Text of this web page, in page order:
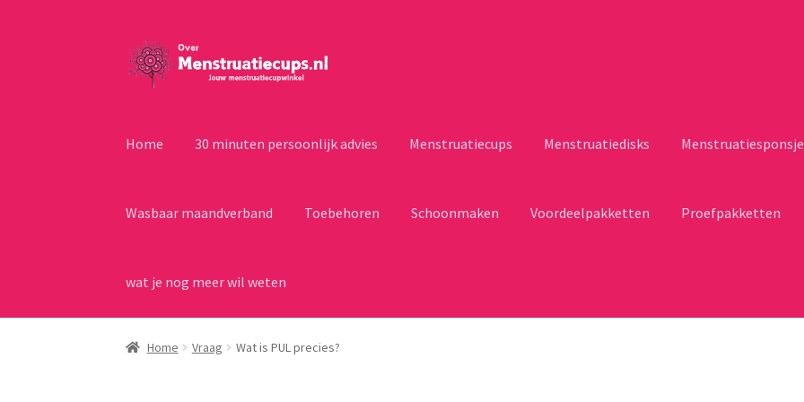
Ga
door
naar
Ga
naar
Home 30 minuten persoonlijk advies Menstruatiecups Menstruatiedisks
Wasbaar maandverband Toebehoren Schoonmaken Voordeelpakketten Proefpakketten
wat je nog meer wil weten
Home Vraag Wat is PUL precies?